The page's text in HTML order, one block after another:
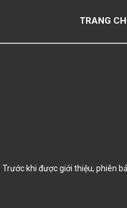
TRANG
khi được giới thiệu, phiên